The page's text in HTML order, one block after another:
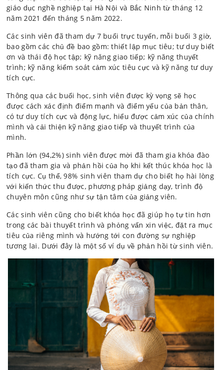
giáo dục nghề nghiệp tại Hà Nội và Bắc Ninh từ tháng 12
năm 2021 đến tháng 5 năm 2022.
Các sinh viên đã tham dự 7 buổi trực tuyến, mỗi buổi 3 giờ,
bao gồm các chủ đề bao gồm: thiết lập mục tiêu; tư duy biết
ơn và thái độ học tập; kỹ năng giao tiếp; kỹ năng thuyết
trình; kỹ năng kiểm soát cảm xúc tiêu cực và kỹ năng tư duy
tích cực.
Thông qua các buổi học, sinh viên được kỳ vọng sẽ học
được cách xác định điểm mạnh và điểm yếu của bản thân,
có tư duy tích cực và động lực, hiểu được cảm xúc của chính
mình và cải thiện kỹ năng giao tiếp và thuyết trình của
mình.
Phần lớn (94,2%) sinh viên được mời đã tham gia khóa đào
tạo đã tham gia và phản hồi của họ khi kết thúc khóa học là
tích cực. Cụ thể, 98% sinh viên tham dự cho biết họ hài lòng
với kiến thức thu được, phương pháp giảng dạy, trình độ
chuyên môn cũng như sự tận tâm của giảng viên.
Các sinh viên cũng cho biết khóa học đã giúp họ tự tin hơn
trong các bài thuyết trình và phỏng vấn xin việc, đặt ra mục
tiêu của riêng mình và hướng tới con đường sự nghiệp
tương lai. Dưới đây là một số ví dụ về phản hồi từ sinh viên.